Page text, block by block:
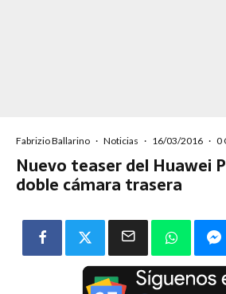
Fabrizio Ballarino · Noticias · 16/03/2016 · 0
Nuevo teaser del Huawei
doble cámara trasera